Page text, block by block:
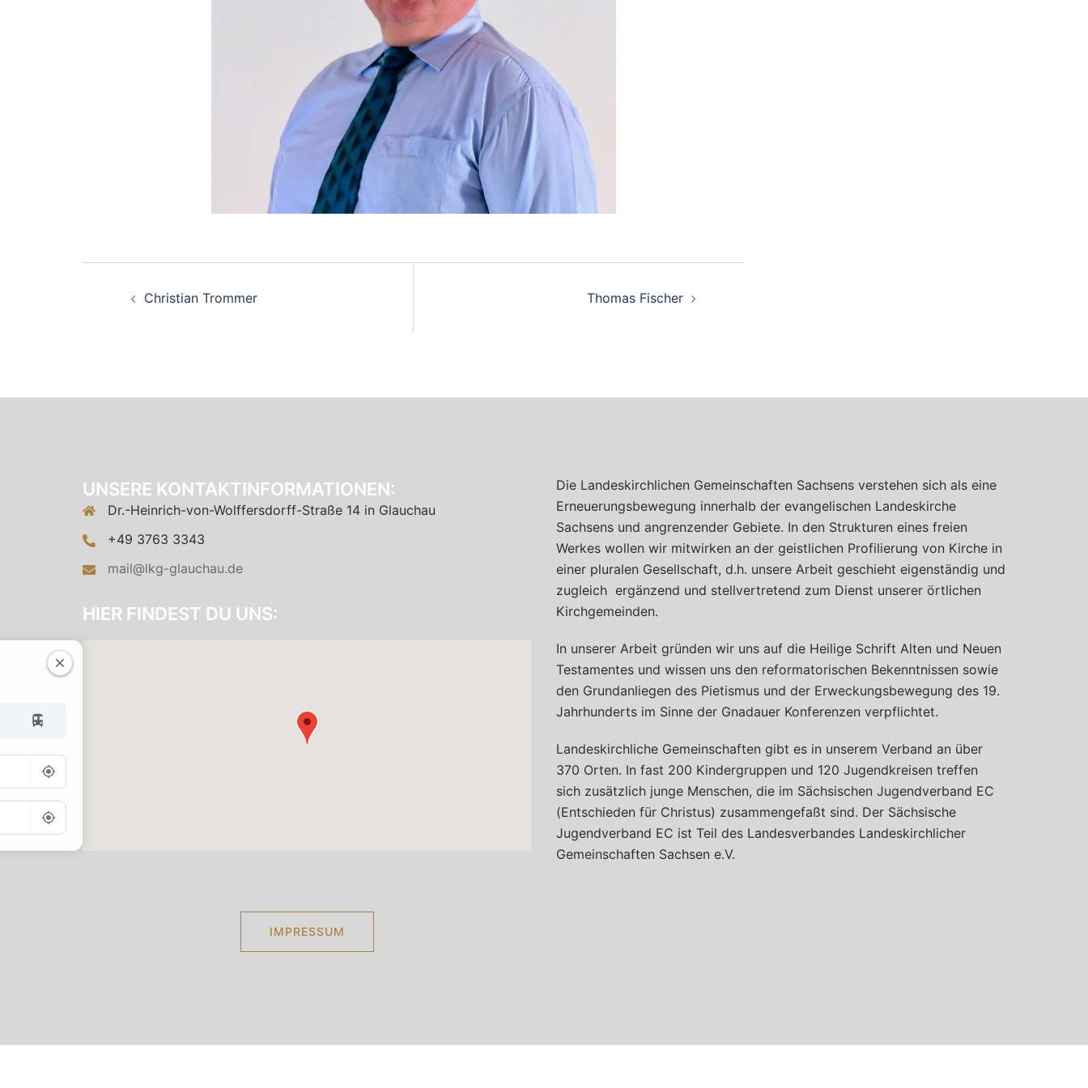
Christian Trommer Thomas Fischer
UNSERE KONTAKTINFORMATIONEN:
Dr.-Heinrich-von-Wolffersdorff-Straße 14 in Glauchau
+49 3763 3343
mail@lkg-glauchau.de
HIER FINDEST DU UNS:
IMPRESSUM
Die Landeskirchlichen Gemeinschaften Sachsens verstehen sich als eine
Erneuerungsbewegung innerhalb der evangelischen Landeskirche
Sachsens und angrenzender Gebiete. In den Strukturen eines freien
Werkes wollen wir mitwirken an der geistlichen Profilierung von Kirche in
einer pluralen Gesellschaft, d.h. unsere Arbeit geschieht eigenständig und
zugleich ergänzend und stellvertretend zum Dienst unserer örtlichen
Kirchgemeinden.
In unserer Arbeit gründen wir uns auf die Heilige Schrift Alten und Neuen
Testamentes und wissen uns den reformatorischen Bekenntnissen sowie
den Grundanliegen des Pietismus und der Erweckungsbewegung des 19.
Jahrhunderts im Sinne der Gnadauer Konferenzen verpflichtet.
Landeskirchliche Gemeinschaften gibt es in unserem Verband an über
370 Orten. In fast 200 Kindergruppen und 120 Jugendkreisen treffen
sich zusätzlich junge Menschen, die im Sächsischen Jugendverband EC
(Entschieden für Christus) zusammengefaßt sind. Der Sächsische
Jugendverband EC ist Teil des Landesverbandes Landeskirchlicher
Gemeinschaften Sachsen e.V.